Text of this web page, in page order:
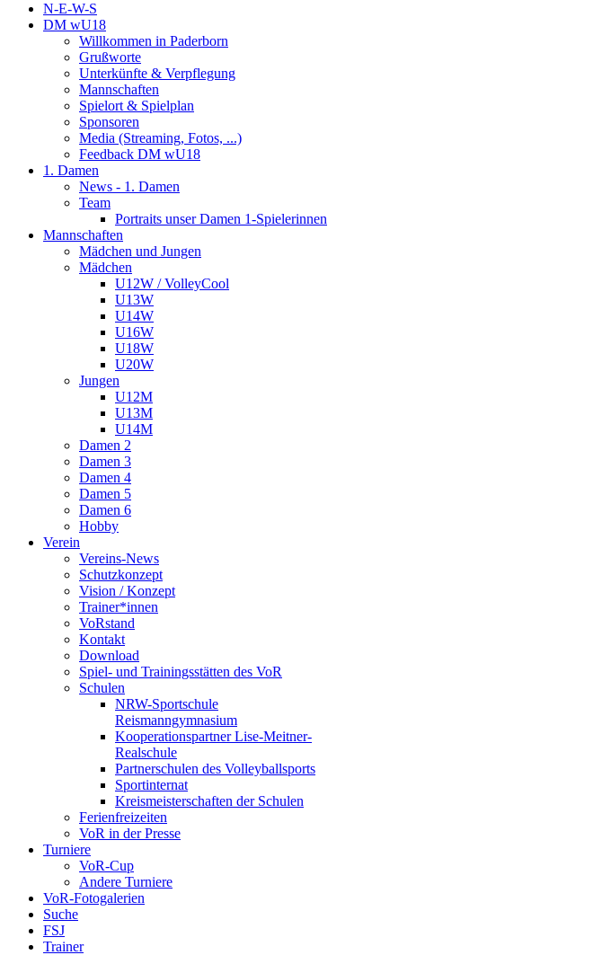
N-E-W-S
DM wU18
Willkommen in Paderborn
Grußworte
Unterkünfte & Verpflegung
Mannschaften
Spielort & Spielplan
Sponsoren
Media (Streaming, Fotos, ...)
Feedback DM wU18
1. Damen
News - 1. Damen
Team
Portraits unser Damen 1-Spielerinnen
Mannschaften
Mädchen und Jungen
Mädchen
U12W / VolleyCool
U13W
U14W
U16W
U18W
U20W
Jungen
U12M
U13M
U14M
Damen 2
Damen 3
Damen 4
Damen 5
Damen 6
Hobby
Verein
Vereins-News
Schutzkonzept
Vision / Konzept
Trainer*innen
VoRstand
Kontakt
Download
Spiel- und Trainingsstätten des VoR
Schulen
NRW-Sportschule
Reismanngymnasium
Kooperationspartner Lise-Meitner-
Realschule
Partnerschulen des Volleyballsports
Sportinternat
Kreismeisterschaften der Schulen
Ferienfreizeiten
VoR in der Presse
Turniere
VoR-Cup
Andere Turniere
VoR-Fotogalerien
Suche
FSJ
Trainer